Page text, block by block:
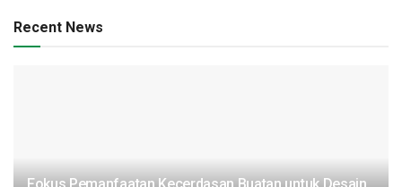
Recent News